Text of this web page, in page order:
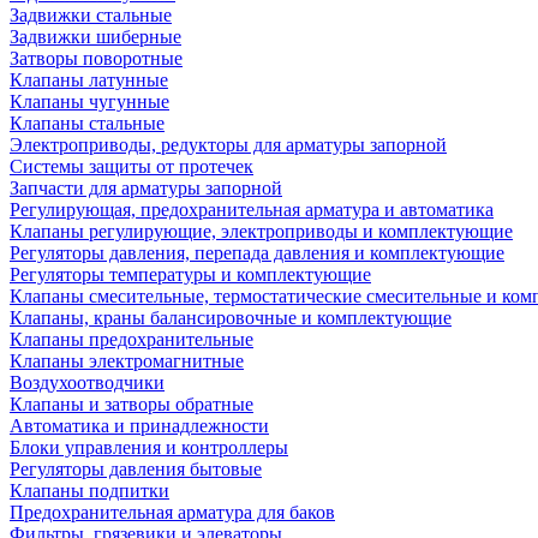
Задвижки стальные
Задвижки шиберные
Затворы поворотные
Клапаны латунные
Клапаны чугунные
Клапаны стальные
Электроприводы, редукторы для арматуры запорной
Системы защиты от протечек
Запчасти для арматуры запорной
Регулирующая, предохранительная арматура и автоматика
Клапаны регулирующие, электроприводы и комплектующие
Регуляторы давления, перепада давления и комплектующие
Регуляторы температуры и комплектующие
Клапаны смесительные, термостатические смесительные и
Клапаны, краны балансировочные и комплектующие
Клапаны предохранительные
Клапаны электромагнитные
Воздухоотводчики
Клапаны и затворы обратные
Автоматика и принадлежности
Блоки управления и контроллеры
Регуляторы давления бытовые
Клапаны подпитки
Предохранительная арматура для баков
Фильтры, грязевики и элеваторы